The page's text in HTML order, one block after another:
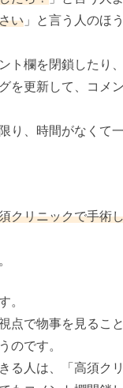
い 」と言う人のほ
ト欄を閉鎖したり
を更新して、コメ
り、時間がなくて
クリニックで手術
。
点で物事を見るこ
のです。
る人は、「高須ク